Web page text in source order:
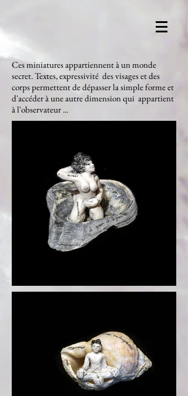
Ces miniatures appartiennent à un monde
secret. Textes, expressivité des visages et des
corps permettent de dépasser la simple forme et
d'accéder à une autre dimension qui appartient
à l'observateur ...